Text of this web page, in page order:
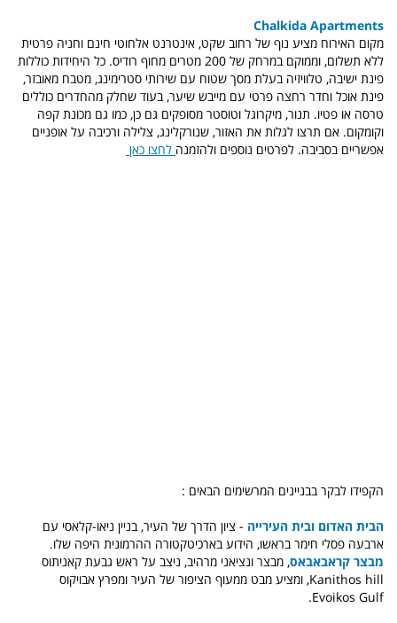
Chalkida Apartments
מקום האירוח מציע נוף של רחוב שקט, אינטרנט אלחוטי חינם וחניה פרטית
ללא תשלום, וממוקם במרחק של 200 מטרים מחוף רודיס. כל היחידות כוללות
פינת ישיבה, טלוויזיה בעלת מסך שטוח עם שירותי סטרימינג, מטבח מאובזר,
פינת אוכל וחדר רחצה פרטי עם מייבש שיער, בעוד שחלק מהחדרים כוללים
טרסה או פטיו. תנור, מיקרוגל וטוסטר מסופקים גם כן, כמו גם מכונת קפה
וקומקום. אם תרצו לגלות את האזור, שנורקלינג, צלילה ורכיבה על אופניים
אפשריים בסביבה. לפרטים נוספים ולהזמנה לחצו כאן
הקפידו לבקר בבניינים המרשימים הבאים :
הבית האדום ובית העירייה - ציון הדרך של העיר, בניין ניאו-קלאסי עם
ארבעה פסלי חימר בראשו, הידוע בארכיטקטורה ההרמונית היפה שלו.
מבצר קראבאבאס, מבצר ונציאני מרהיב, ניצב על ראש גבעת קאניתוס
Kanithos hill, ומציע מבט ממעוף הציפור של העיר ומפרץ אבויקוס
Evoikos Gulf.